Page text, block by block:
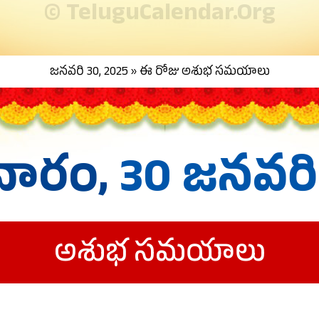
© TeluguCalendar.Org
జనవరి 30, 2025 » ఈ రోజు అశుభ సమయాలు
30 జనవరి
అశుభ సమయాలు